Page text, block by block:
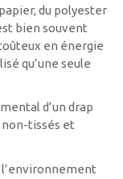
du polyester
bien souvent
en énergie
qu’une seule
d’un drap
non-tissés et